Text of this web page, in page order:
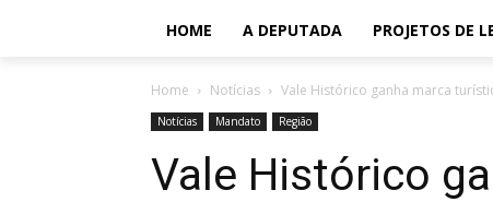
HOME A DEPUTADA PROJETOS DE
Home Notícias Vale Histórico ganha marca
Notícias Mandato Região
Vale Histórico